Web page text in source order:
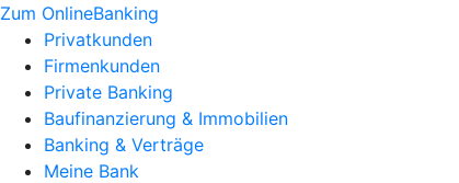
Zum OnlineBanking
Privatkunden
Firmenkunden
Private Banking
Baufinanzierung & Immobilien
Banking & Verträge
Meine Bank